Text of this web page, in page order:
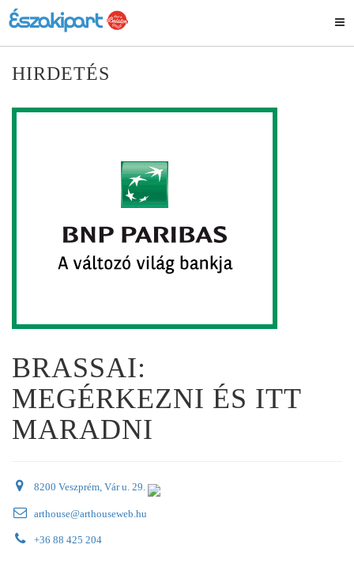
HIRDETÉS
BRASSAI:
MEGÉRKEZNI ÉS ITT
MARADNI
8200 Veszprém, Vár u. 29.
arthouse@arthouseweb.hu
+36 88 425 204